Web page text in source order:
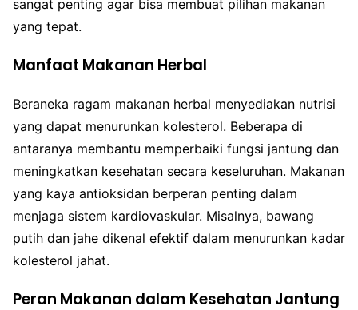
sangat penting agar bisa membuat pilihan makanan
yang tepat.
Manfaat Makanan Herbal
Beraneka ragam makanan herbal menyediakan nutrisi
yang dapat menurunkan kolesterol. Beberapa di
antaranya membantu memperbaiki fungsi jantung dan
meningkatkan kesehatan secara keseluruhan. Makanan
yang kaya antioksidan berperan penting dalam
menjaga sistem kardiovaskular. Misalnya, bawang
putih dan jahe dikenal efektif dalam menurunkan kadar
kolesterol jahat.
Peran Makanan dalam Kesehatan Jantung